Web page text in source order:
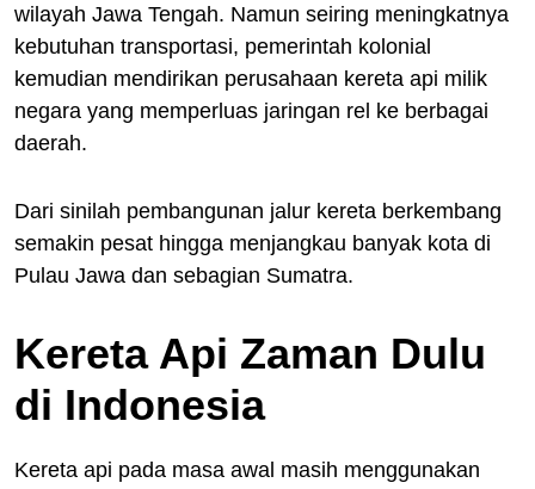
wilayah Jawa Tengah. Namun seiring meningkatnya
kebutuhan transportasi, pemerintah kolonial
kemudian mendirikan perusahaan kereta api milik
negara yang memperluas jaringan rel ke berbagai
daerah.
Dari sinilah pembangunan jalur kereta berkembang
semakin pesat hingga menjangkau banyak kota di
Pulau Jawa dan sebagian Sumatra.
Kereta Api Zaman Dulu
di Indonesia
Kereta api pada masa awal masih menggunakan